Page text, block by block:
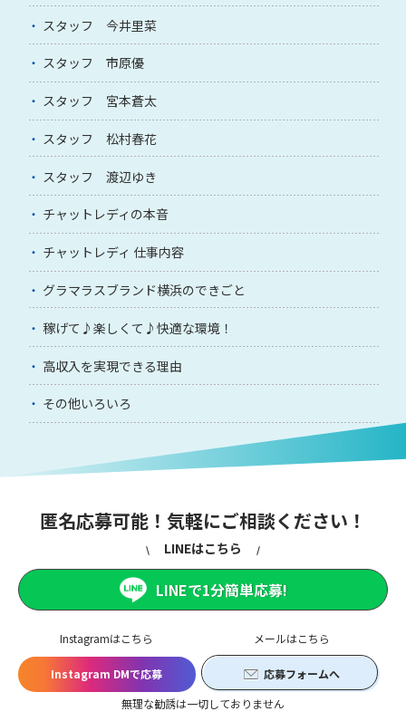
スタッフ 今井里菜
スタッフ 市原優
スタッフ 宮本蒼太
スタッフ 松村春花
スタッフ 渡辺ゆき
チャットレディの本音
チャットレディ 仕事内容
グラマラスブランド横浜のできごと
稼げて♪楽しくて♪快適な環境！
高収入を実現できる理由
その他いろいろ
匿名応募可能！気軽にご相談ください！
Instagramはこちら
Instagram DMで応募
メールはこちら
応募フォームへ
無理な勧誘は一切しておりません
LINEはこちら
LINEで1分簡単応募!